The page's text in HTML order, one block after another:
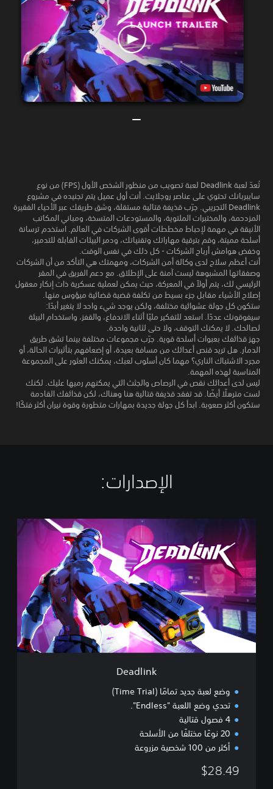
تُعدّ لعبة Deadlink لعبة تصويب من منظور الشخص الأول (FPS) من نوع
سايبربانك تحتوي على عناصر روجلايت. أنت أول عميل يتم تجنيده في مشروع
Deadlink التجريبي. جرّب قذيفة قتالية مستقلة، وشق طريقك عبر الأحياء الفقيرة
المزدحمة، والمختبرات الملتوية، والمستودعات المتسخة، ومباني المكاتب
الأنيقة في مهمة لإحباط مخططات أقوى الشركات في العالم. استخدم ترسانة
أسلحة مميتة، وقم بترقية مهاراتك وتقنياتك، ودمر البيئات القابلة للتدمير،
وخفض هوامش أرباح الشركات - كل ذلك في نفس الوقت.
أنت أعظم سلاح لدى وكالة أمن الشركات، ومهمتك هي التأكد من أن الشركات
وصفقاتها المشبوهة ليست آمنة على الإطلاق. مع دعم الفريق في المقر
الرئيسي لك، يتم أولاً في المعركة، حيث يمكن لعملية عسكرية ذات إنكار معقول
إصلاح الأشياء مقابل جزء بسيط من تكلفة قضية قضائية ميؤوس منها.
ستكون كل جولة عشوائية مختلفة، ولكن يوجد شيء واحد لا يتغير أبدًا:
سيفوقونك عددًا. استعد للتفكير مليًا أثناء الاندفاع، والقفز، واستخدام البيئة
لصالحك. لا يمكنك التوقف، ولا حتى لثانية واحدة.
جهز قذائفك بعبوات أسلحة قوية. جرّب مجموعات مختلفة بينما تشق طريق
الدمار. هل تريد قنص أعدائك من مسافة بعيدة، أو إضعافهم بتأثيرات الحالة، أو
مجرد الاشتباك الناري؟ مهما كان أسلوب لعبك، يمكنك العثور على المجموعة
المناسبة لهذه المهمة.
ليس لدى أعدائك نقص في الرصاص والجثث التي يمكنهم رميها عليك. لكنك
لست مترهلًا أيضًا. قد تفقد قذيفة قتالية هنا وهناك، لكن قذائفك القادمة
ستكون أكثر صعوبة. ابدأ كل جولة جديدة بمهارات متطورة وقوة نيران أكثر فتكًا!
الإصدارات:‏
d
l
i
n
k
Deadlink
وضع لعبة جديد تمامًا (Time Trial)
تحدي وضع اللعبة "Endless".
4 فصول قتالية
20 نوعًا مختلفًا من الأسلحة
أكثر من 100 شخصية مزروعة
$28.49